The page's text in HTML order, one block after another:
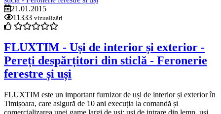
21.01.2015
11333 vizualizări
FLUXTIM - Uși de interior și exterior -
Pereți despărțitori din sticlă - Feronerie
ferestre și uși
FLUXTIM este un important furnizor de uși de interior și exterior în
Timișoara, care asigură de 10 ani execuția la comandă și
comercializarea unei game largi de uși: uși de intrare din lemn, uși